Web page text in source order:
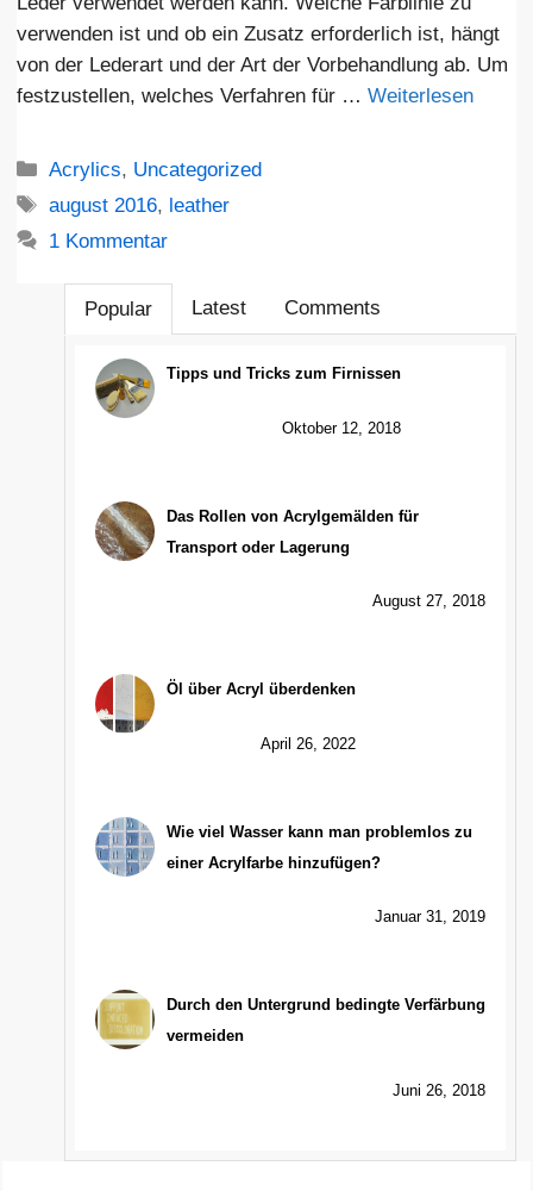
verwenden ist und ob ein Zusatz erforderlich ist, hängt
von der Lederart und der Art der Vorbehandlung ab. Um
festzustellen, welches Verfahren für … Weiterlesen
Kategorien
Acrylics, Uncategorized
Schlagwörter
august 2016, leather
1 Kommentar
Popular Latest Comments
Tipps und Tricks zum Firnissen
Oktober 12, 2018
Das Rollen von Acrylgemälden für
Transport oder Lagerung
August 27, 2018
Öl über Acryl überdenken
April 26, 2022
Wie viel Wasser kann man problemlos zu
einer Acrylfarbe hinzufügen?
Januar 31, 2019
Durch den Untergrund bedingte Verfärbung
vermeiden
Juni 26, 2018